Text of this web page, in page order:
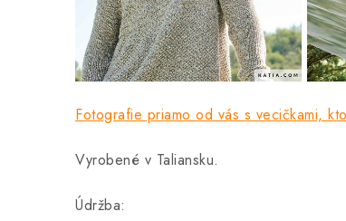
Fotografie priamo od vás s vecičkami,
Vyrobené v Taliansku.
Údržba: